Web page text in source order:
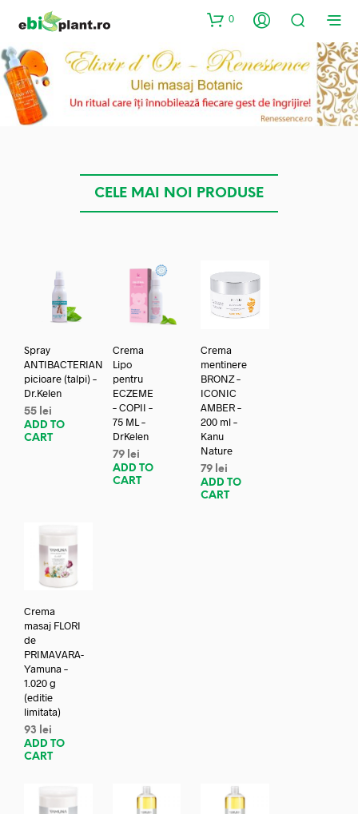
0
CELE MAI NOI PRODUSE
Spray
ANTIBACTERIAN
picioare (talpi) –
Dr.Kelen
55 lei
ADD TO
CART
Crema
Lipo
pentru
ECZEME
– COPII –
75 ML –
DrKelen
79 lei
ADD TO
CART
Crema
mentinere
BRONZ –
ICONIC
AMBER –
200 ml –
Kanu
Nature
79 lei
ADD TO
CART
Crema
masaj FLORI
de
PRIMAVARA-
Yamuna –
1.020 g
(editie
limitata)
93
lei
ADD TO
CART